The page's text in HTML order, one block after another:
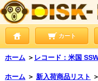
カート
ホーム ＞ レコード：米国
ホーム ＞ 新入荷商品リスト ＞